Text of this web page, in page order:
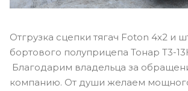
Отгрузка сцепки тягач Foton 4x2 и
бортового полуприцепа Тонар Т3-
Благодарим владельца за
компанию. От души желаем